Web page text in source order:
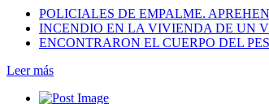
POLICIALES DE EMPALME.
INCENDIO EN LA VIVIENDA DE UN
ENCONTRARON EL CUERPO DEL
Leer más